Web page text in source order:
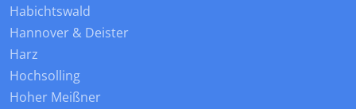
Habichtswald
Hannover & Deister
Harz
Hochsolling
Hoher Meißner